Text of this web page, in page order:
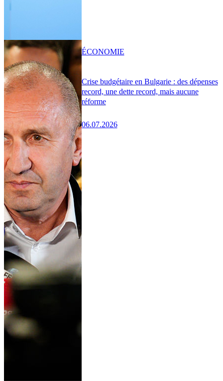
Crise budgétaire en Bulgarie : des dépenses
record, une dette record, mais aucune
réforme
06.07.2026
ÉCONOMIE